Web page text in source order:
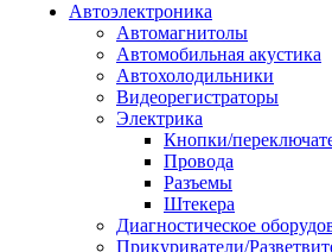
Автоэлектроника
Автомагнитолы
Автомобильная акустика
Автохолодильники
Видеорегистраторы
Электрика
Кнопки/
Провода
Разъемы
Штекера
Диагностическое
Прикуриватели/